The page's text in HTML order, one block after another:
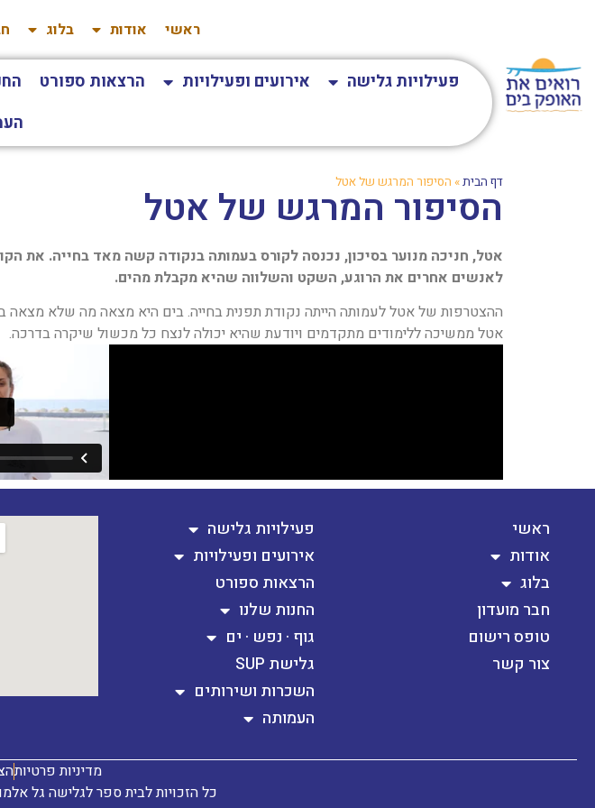
ראשי אודות בלוג
פעילויות גלישה אירועים ופעילויות הרצאות ספורט
דף הבית» הסיפור המרגש של אטל
הסיפור המרגש של אטל
אטל, חניכה מנוער בסיכון, נכנסה לקורס בעמותה בנקודה קשה מאד בחייה. את
לאנשים אחרים את הרוגע, השקט והשלווה שהיא מקבלת מהים.
ההצטרפות של אטל לעמותה הייתה נקודת תפנית בחייה. בים היא מצאה מה שלא
אטל ממשיכה ללימודים מתקדמים ויודעת שהיא יכולה לנצח כל מכשול שיקרה בדרכה.
ראשי
אודות
בלוג
חבר מועדון
טופס רישום
צור קשר
פעילויות גלישה
אירועים ופעילויות
הרצאות ספורט
החנות שלנו
גוף · נפש · ים
גלישת SUP
השכרות ושירותים
העמותה
מדיניות פרטיות
כל הזכויות לבית ספר לגלישה גל